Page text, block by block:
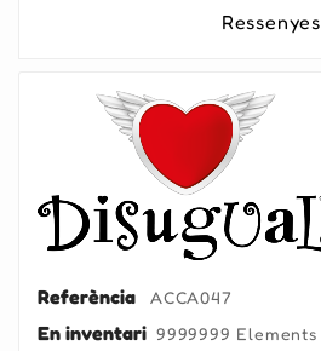
Ressenyes
Referència ACCA047
En inventari 9999999 Elements